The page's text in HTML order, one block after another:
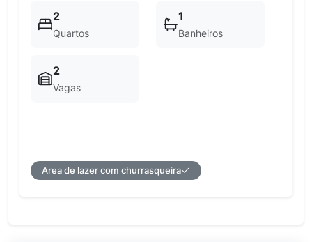
2
Quartos
1
Banheiros
2
Vagas
Area de lazer com churrasqueira